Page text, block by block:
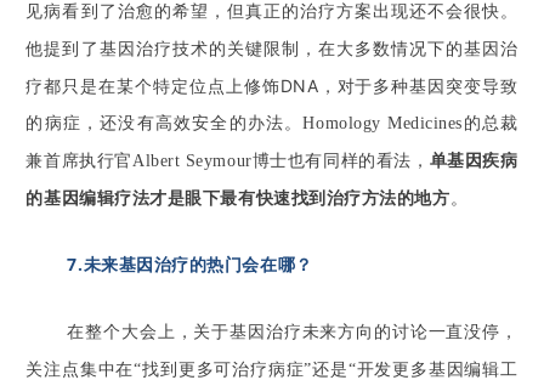
见病看到了治愈的希望，但真正的治疗方案出现还不会很快。
他提到了基因治疗技术的关键限制， 在大多数情况下的基因治
疗都只是在某个特定位点上修饰DNA，对于多种基因突变导致
的病症，还没有高效安全的办法。Homology Medicines的总裁
兼首席执行官Albert Seymour博士也有同样的看法， 单基因疾病
的基因编辑疗法才是眼下最有快速找到治疗方法的地方。
7.未来基因治疗的热门会在哪？
在整个大会上，关于基因治疗未来方向的讨论一直没停，
关注点集中在“找到更多可治疗病症”还是“开发更多基因编辑工